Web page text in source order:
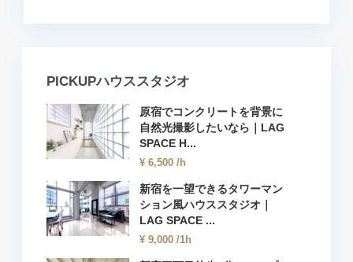
PICKUPハウススタジオ
原宿でコンクリートを背景に
自然光撮影したいなら｜LAG
SPACE H...
¥ 6,500 /h
新宿を一望できるタワーマン
ション風ハウススタジオ｜
LAG SPACE ...
¥ 9,000 /1h